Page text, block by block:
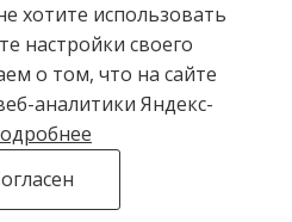
под лицензией
Attribution 4.0
хотите использовать
настройки своего
о том, что на сайте
аналитики Яндекс-